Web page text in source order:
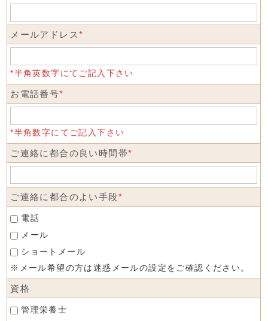
メールアドレス*
*半角英数字にてご記入下さい
お電話番号*
*半角数字にてご記入下さい
ご連絡に都合の良い時間帯*
ご連絡に都合のよい手段*
電話
メール
ショートメール
※メール希望の方は迷惑メールの設定をご確認ください。
資格
管理栄養士